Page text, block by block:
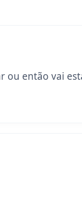
ou então vai